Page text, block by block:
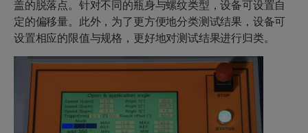
盖的脱落点。针对不同的瓶身与螺纹类型，设备可设置自
定的偏移量。此外，为了更方便地分类测试结果，设备可
设置相应的限值与规格 ，更好地对测试结果进行归类。